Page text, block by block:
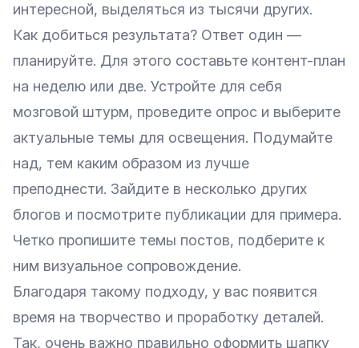
интересной, выделяться из тысячи других.
Как добиться результата? Ответ один —
планируйте. Для этого составьте контент-план
на неделю или две. Устройте для себя
мозговой штурм, проведите опрос и выберите
актуальные темы для освещения. Подумайте
над, тем каким образом из лучше
преподнести. Зайдите в несколько других
блогов и посмотрите публикации для примера.
Четко пропишите темы постов, подберите к
ним визуальное сопровождение.
Благодаря такому подходу, у вас появится
время на творчество и проработку деталей.
Так, очень важно правильно оформить шапку